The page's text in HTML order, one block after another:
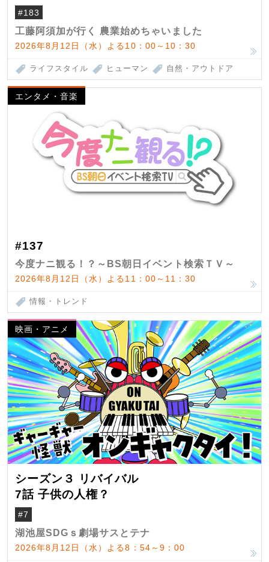
#183
工藤阿須加が行く 農業始めちゃいました
2026年8月12日（水）よる10：00～10：30
ライフスタイル ヒューマン 自然・アウトドア
エンタメ・音楽
#137
今度ナニ観る！？～BS朝日イベント検索ＴＶ～
2026年8月12日（水）よる11：00～11：30
情報・トレンド
映画・アニメ
シーズン３ リバイバル
7話 子供の人権？
#7
湖池屋SDGｓ劇場サスとテナ
2026年8月12日（水）よる8：54～9：00